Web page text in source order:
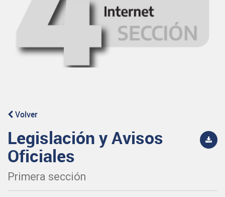
Volver
Legislación y Avisos
Oficiales
Primera sección